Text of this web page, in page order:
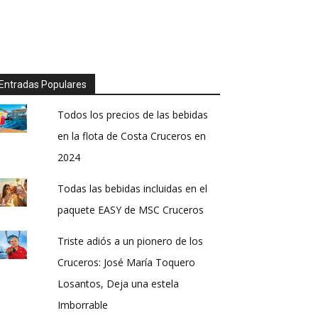
Populares
Todos los precios de las bebidas
en la flota de Costa Cruceros en
2024
Todas las bebidas incluidas en el
paquete EASY de MSC Cruceros
Triste adiós a un pionero de los
Cruceros: José María Toquero
Losantos, Deja una estela
Imborrable